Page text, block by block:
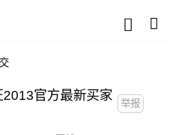
2013官方最新买家
举报